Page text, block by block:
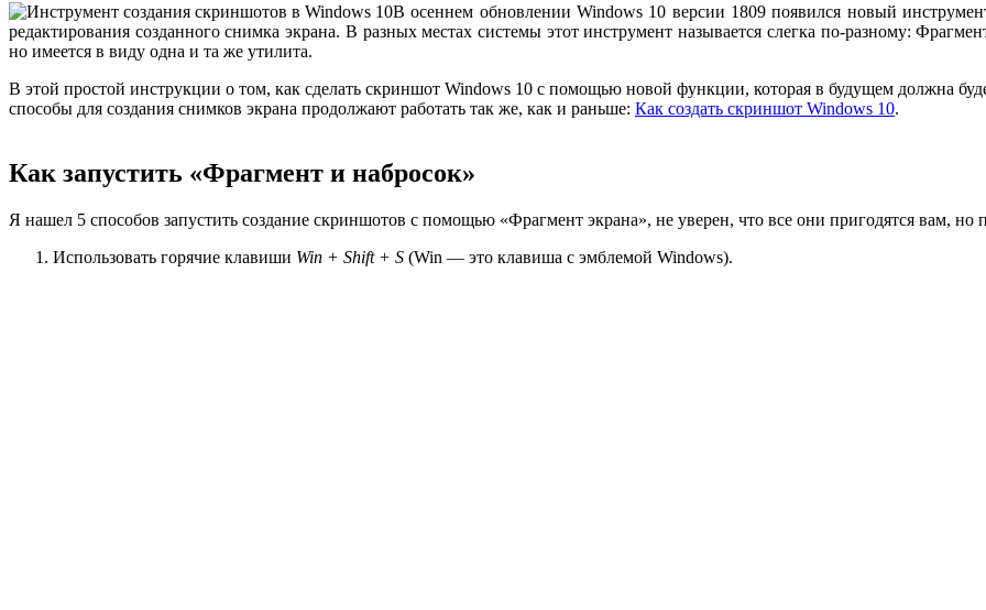
В осеннем обновлении Windows 10 версии 1809 появился новый
редактирования созданного снимка экрана. В разных местах системы этот инструмент называется слегка по-разному:
но имеется в виду одна и та же утилита.
В этой простой инструкции о том, как сделать скриншот Windows 10 с помощью новой функции, которая в будущем должна
способы для создания снимков экрана продолжают работать так же, как и раньше: Как создать скриншот Windows 10.
Как запустить «Фрагмент и набросок»
Я нашел 5 способов запустить создание скриншотов с помощью «Фрагмент экрана», не уверен, что все они пригодятся вам, но
Использовать горячие клавиши Win + Shift + S (Win — это клавиша с эмблемой Windows).